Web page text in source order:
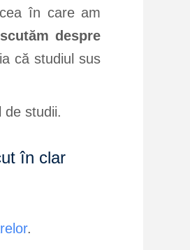
în care am
despre
că studiul sus
de studii.
în clar
.